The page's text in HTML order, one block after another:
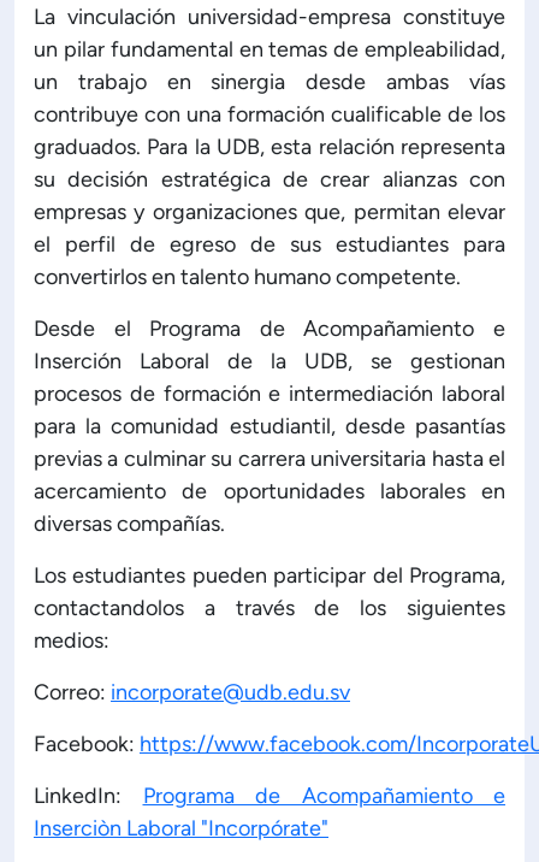
La vinculación universidad-empresa constituye
un pilar fundamental en temas de empleabilidad,
un trabajo en sinergia desde ambas vías
contribuye con una formación cualificable de los
graduados. Para la UDB, esta relación representa
su decisión estratégica de crear alianzas con
empresas y organizaciones que, permitan elevar
el perfil de egreso de sus estudiantes para
convertirlos en talento humano competente.
Desde el Programa de Acompañamiento e
Inserción Laboral de la UDB, se gestionan
procesos de formación e intermediación laboral
para la comunidad estudiantil, desde pasantías
previas a culminar su carrera universitaria hasta el
acercamiento de oportunidades laborales en
diversas compañías.
Los estudiantes pueden participar del Programa,
contactandolos a través de los siguientes
medios:
Correo: incorporate@udb.edu.sv
Facebook: https://www.facebook.com/
LinkedIn: Programa de Acompañamiento e
Inserciòn Laboral "Incorpórate"